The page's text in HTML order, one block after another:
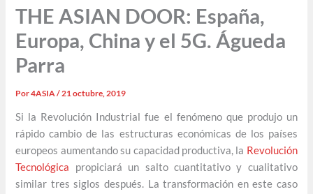
THE ASIAN DOOR: España,
Europa, China y el 5G. Águeda
Parra
Por4ASIA/ 21 octubre, 2019
Si la Revolución Industrial fue el fenómeno que produjo un
rápido cambio de las estructuras económicas de los países
europeos aumentando su capacidad productiva, la Revolución
Tecnológica propiciará un salto cuantitativo y cualitativo
similar tres siglos después. La transformación en este caso